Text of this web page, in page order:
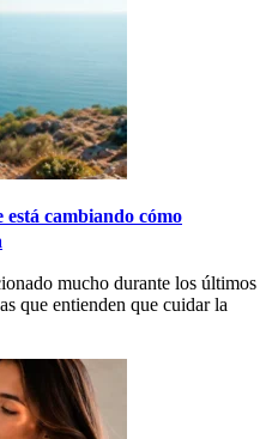
está cambiando cómo
mucho durante los últimos
que entienden que cuidar la